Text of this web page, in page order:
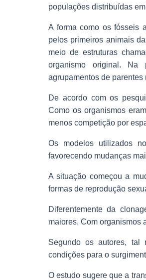
populações distribuídas
A forma como os fósseis
pelos primeiros animais
meio de estruturas
organismo original. Na
agrupamentos de parentes
De acordo com os
Como os organismos
menos competição por
Os modelos utilizados
favorecendo mudanças
A situação começou a
formas de reprodução
Diferentemente da
maiores. Com organismos
Segundo os autores, tal
condições para o
O estudo sugere que a